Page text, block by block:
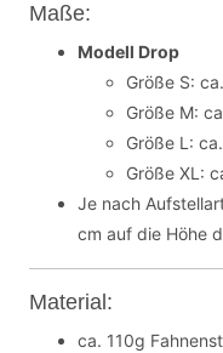
Maße:
Modell Drop
Größe S:
Größe M:
Größe L:
Größe XL:
Je nach
cm auf die Höhe
Material:
ca. 110g